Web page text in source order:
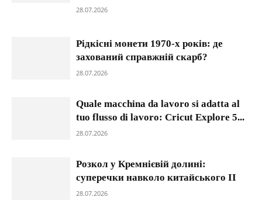
28.07.2026
Рідкісні монети 1970-х років: де
захований справжній скарб?
28.07.2026
Quale macchina da lavoro si adatta al
tuo flusso di lavoro: Cricut Explore 5...
28.07.2026
Розкол у Кремнієвій долині:
суперечки навколо китайського ІІ
28.07.2026